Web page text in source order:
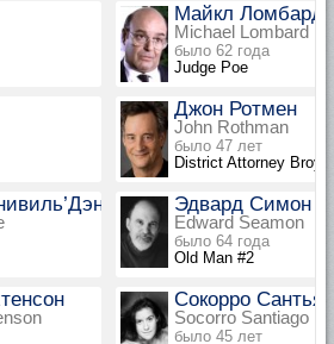
Майкл Ломбард
Michael Lombard
было 62 года
Judge Poe
Джон Ротмен
John Rothman
было 47 лет
District Attorney
Эдвард Симон
Edward Seamon
было 64 года
Old Man #2
Сокорро
Socorro Santiago
было 45 лет